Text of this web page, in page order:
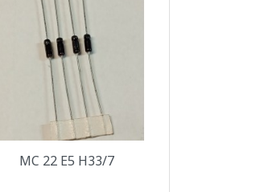
Aperçu rapide
MC 22 E5 H33/7